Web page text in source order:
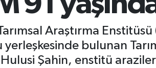
Araştırma
yerleşkesinde bulunan
Şahin, enstitü